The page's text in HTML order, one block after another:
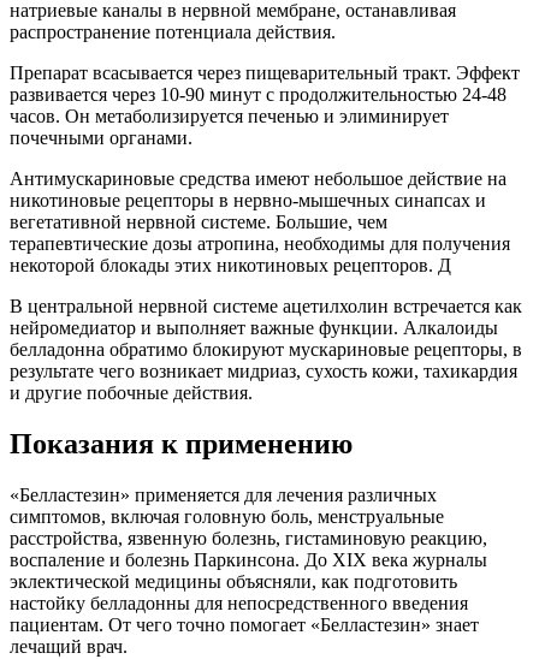
натриевые каналы в нервной мембране, останавливая
распространение потенциала действия.
Препарат всасывается через пищеварительный тракт. Эффект
развивается через 10-90 минут с продолжительностью 24-48
часов. Он метаболизируется печенью и элиминирует
почечными органами.
Антимускариновые средства имеют небольшое действие на
никотиновые рецепторы в нервно-мышечных синапсах и
вегетативной нервной системе. Большие, чем
терапевтические дозы атропина, необходимы для получения
некоторой блокады этих никотиновых рецепторов. Д
В центральной нервной системе ацетилхолин встречается как
нейромедиатор и выполняет важные функции. Алкалоиды
белладонна обратимо блокируют мускариновые рецепторы, в
результате чего возникает мидриаз, сухость кожи, тахикардия
и другие побочные действия.
Показания к применению
«Белластезин» применяется для лечения различных
симптомов, включая головную боль, менструальные
расстройства, язвенную болезнь, гистаминовую реакцию,
воспаление и болезнь Паркинсона. До XIX века журналы
эклектической медицины объясняли, как подготовить
настойку белладонны для непосредственного введения
пациентам. От чего точно помогает «Белластезин» знает
лечащий врач.